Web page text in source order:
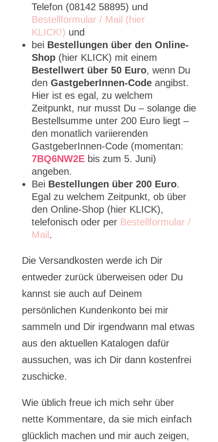
Telefon (08142 58895) und
Bestellformular / Mail (hier
KLICK!) und
bei Bestellungen über den Online-
Shop (hier KLICK) mit einem
Bestellwert über 50 Euro, wenn Du
den GastgeberInnen-Codeangibst.
Hier ist es egal, zu welchem
Zeitpunkt, nur musst Du – solange die
Bestellsumme unter 200 Euro liegt –
den monatlich variierenden
GastgeberInnen-Code (momentan:
7BQ6NW2Ebis zum 5. Juni)
angeben.
Bei Bestellungen über 200 Euro.
Egal zu welchem Zeitpunkt, ob über
den Online-Shop (hier KLICK),
telefonisch oder per Bestellformular /
Mail .
Die Versandkosten werde ich Dir
entweder zurück überweisen oder Du
kannst sie auch auf Deinem
persönlichen Kundenkonto bei mir
sammeln und Dir irgendwann mal etwas
aus den aktuellen Katalogen dafür
aussuchen, was ich Dir dann kostenfrei
zuschicke.
Wie üblich freue ich mich sehr über
nette Kommentare, da sie mich einfach
glücklich machen und mir auch zeigen,